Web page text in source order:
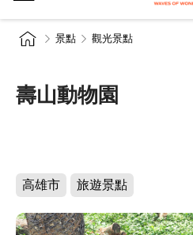
景點 觀光景點
壽山動物園
高雄市 旅遊景點